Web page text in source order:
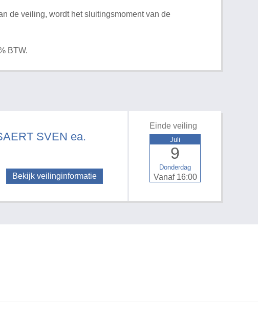
de veiling, wordt het sluitingsmoment van de
BTW.
SVEN ea.
Bekijk veilinginformatie
Einde veiling
Donderdag
9
Juli
Vanaf 16:00